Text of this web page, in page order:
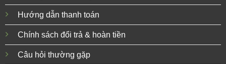
Hướng dẫn thanh toán
Chính sách đổi trả & hoàn tiền
Câu hỏi thường gặp